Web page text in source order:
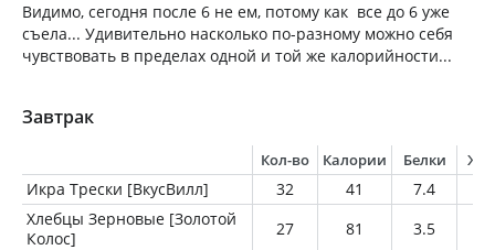
Видимо, сегодня после 6 не ем, потому как все до 6 уже
съела... Удивительно насколько по-разному можно себя
чувствовать в пределах одной и той же калорийности...
Завтрак
Кол-во Калории Белки
Икра Трески [ВкусВилл] 32 41 7.4
Хлебцы Зерновые [Золотой
Колос]
27 81 3.5